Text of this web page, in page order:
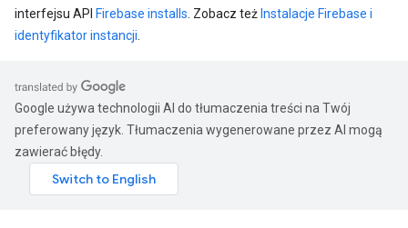
interfejsu API Firebase installs . Zobacz też Instalacje Firebase i
identyfikator instancji
Google używa technologii AI do tłumaczenia treści na Twój
preferowany język. Tłumaczenia wygenerowane przez AI mogą
zawierać błędy.